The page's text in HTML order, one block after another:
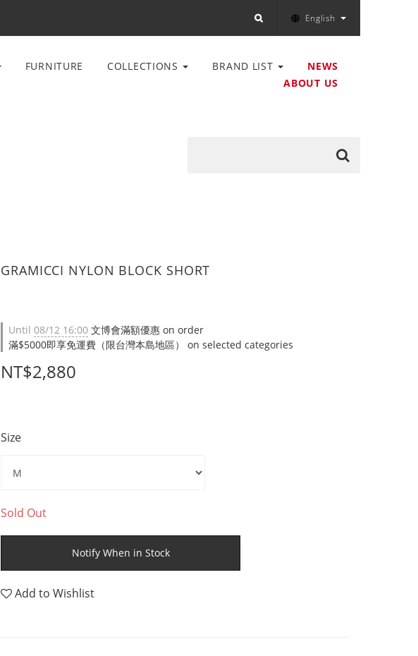
English
FURNITURE COLLECTIONS BRAND LIST
NEWS
ABOUT US
GRAMICCI NYLON BLOCK SHORT
Until 08/12 16:00 文博會滿額優惠 on order
滿$5000即享免運費（限台灣本島地區） on selected categories
NT$2,880
Size
Sold Out
Notify When in Stock
Add to Wishlist